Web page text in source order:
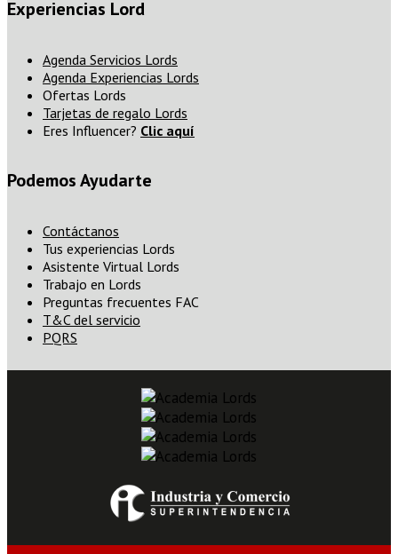
Experiencias Lord
Agenda Servicios Lords
Agenda Experiencias Lords
Ofertas Lords
Tarjetas de regalo Lords
Eres Influencer? Clic aquí
Podemos Ayudarte
Contáctanos
Tus experiencias Lords
Asistente Virtual Lords
Trabajo en Lords
Preguntas frecuentes FAC
T&C del servicio
PQRS